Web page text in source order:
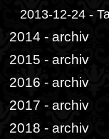
2013-12-24 -
2014 - archiv
2015 - archiv
2016 - archiv
2017 - archiv
2018 - archiv